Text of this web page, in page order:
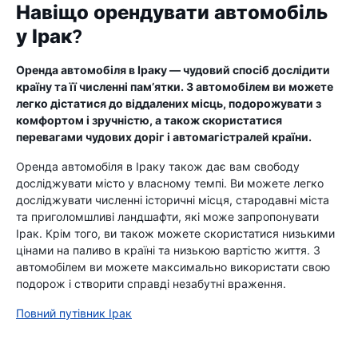
Навіщо орендувати автомобіль
у Ірак?
Оренда автомобіля в Іраку — чудовий спосіб дослідити
країну та її численні пам’ятки. З автомобілем ви можете
легко дістатися до віддалених місць, подорожувати з
комфортом і зручністю, а також скористатися
перевагами чудових доріг і автомагістралей країни.
Оренда автомобіля в Іраку також дає вам свободу
досліджувати місто у власному темпі. Ви можете легко
досліджувати численні історичні місця, стародавні міста
та приголомшливі ландшафти, які може запропонувати
Ірак. Крім того, ви також можете скористатися низькими
цінами на паливо в країні та низькою вартістю життя. З
автомобілем ви можете максимально використати свою
подорож і створити справді незабутні враження.
Повний путівник Ірак